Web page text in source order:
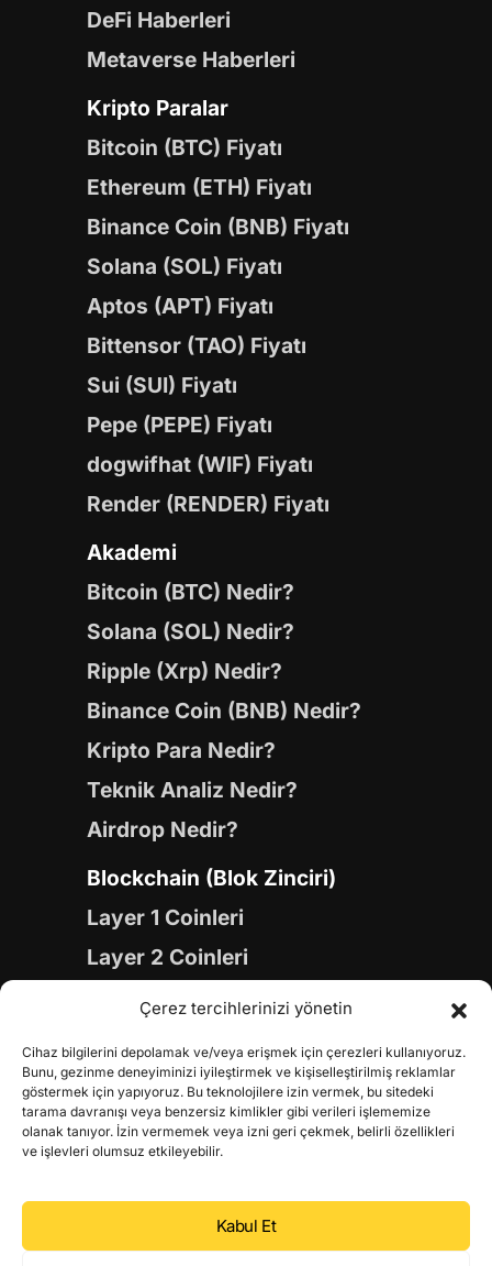
Çerez tercihlerinizi yönetin
Cihaz bilgilerini depolamak ve/veya erişmek için çerezleri kullanıyoruz.
Bunu, gezinme deneyiminizi iyileştirmek ve kişiselleştirilmiş reklamlar
göstermek için yapıyoruz. Bu teknolojilere izin vermek, bu sitedeki
tarama davranışı veya benzersiz kimlikler gibi verileri işlememize
olanak tanıyor. İzin vermemek veya izni geri çekmek, belirli özellikleri
ve işlevleri olumsuz etkileyebilir.
Kabul Et
DeFi Haberleri
Metaverse Haberleri
Kripto Paralar
Bitcoin (BTC) Fiyatı
Ethereum (ETH) Fiyatı
Binance Coin (BNB) Fiyatı
Solana (SOL) Fiyatı
Aptos (APT) Fiyatı
Bittensor (TAO) Fiyatı
Sui (SUI) Fiyatı
Pepe (PEPE) Fiyatı
dogwifhat (WIF) Fiyatı
Render (RENDER) Fiyatı
Akademi
Bitcoin (BTC) Nedir?
Solana (SOL) Nedir?
Ripple (Xrp) Nedir?
Binance Coin (BNB) Nedir?
Kripto Para Nedir?
Teknik Analiz Nedir?
Airdrop Nedir?
Blockchain (Blok Zinciri)
Layer 1 Coinleri
Layer 2 Coinleri
Yapay Zeka (AI) Coinleri
Gaming Coinleri
RWA Coinleri
DeFi Coinleri
DePIN Coinleri
Metaverse Coinleri